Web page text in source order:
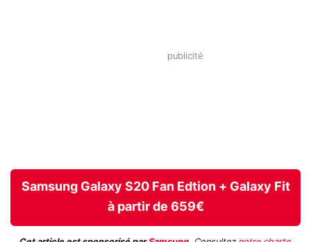
Samsung Galaxy S20 Fan Edtion + Galaxy Fit
à partir de 659€